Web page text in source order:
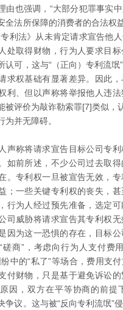
由也强调，“大部分犯罪事实
全法所保障的消费者的合法权
利法》从未肯定请求宣告他
处取得财物，行为人要求目
认可，这与“（正向）专利流氓
求权基础有显著差异。因此
利、但以声称将举报他人违
被评价为敲诈勒索罪[7]类似，
为并无障碍。
声称将请求宣告目标公司专
如前所述，不少公司过去取
。专利权一旦被宣告无效，
；一些关键专利权的丧失，
行为人经过预先准备，选定
司威胁将请求宣告其专利权
因为这一恐惧的存在，目标
磋商”，考虑向行为人支付费
中的“私了”等场合，费用支
付财物，只是基于避免诉讼
因，双方在平等协商的前提
争议。这与被“反向专利流氓”